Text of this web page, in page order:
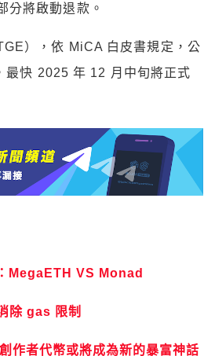
分將啟動退款。
），依 MiCA 白皮書規定，公
最快 2025 年 12 月中旬將正式
MegaETH VS Monad
除 gas 限制
作者代幣或將成為新的暴富神話